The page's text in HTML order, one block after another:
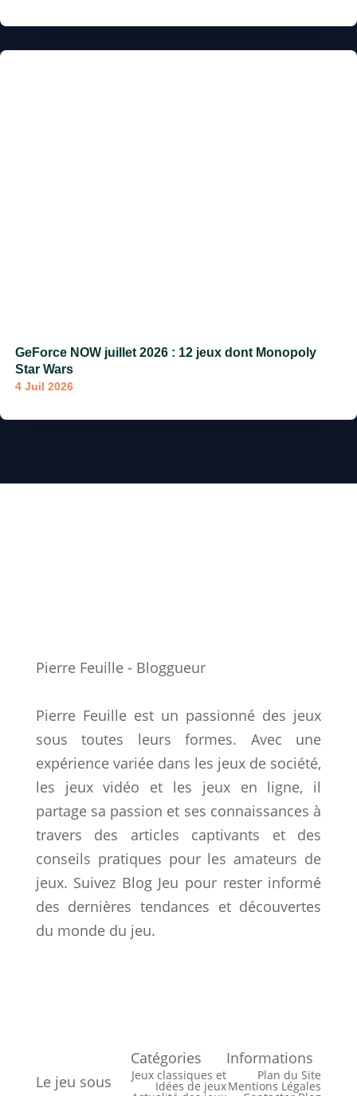
GeForce NOW juillet 2026 : 12 jeux dont Monopoly
Star Wars
4 Juil 2026
Pierre Feuille - Bloggueur
Pierre Feuille est un passionné des jeux
sous toutes leurs formes. Avec une
expérience variée dans les jeux de société,
les jeux vidéo et les jeux en ligne, il
partage sa passion et ses connaissances à
travers des articles captivants et des
conseils pratiques pour les amateurs de
jeux. Suivez Blog Jeu pour rester informé
des dernières tendances et découvertes
du monde du jeu.
Le jeu sous
Catégories
Jeux classiques et
Idées de jeux
Informations
Plan du Site
Mentions Légales